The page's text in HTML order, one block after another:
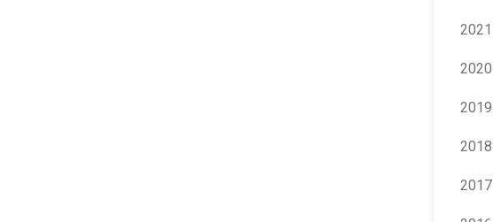
2021
2020
2019
2018
2017